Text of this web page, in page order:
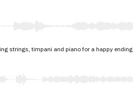
strings, timpani and piano for a happy ending